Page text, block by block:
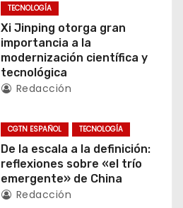
TECNOLOGÍA
Xi Jinping otorga gran
importancia a la
modernización científica y
tecnológica
Redacción
CGTN ESPAÑOL TECNOLOGÍA
De la escala a la definición:
reflexiones sobre «el trío
emergente» de China
Redacción